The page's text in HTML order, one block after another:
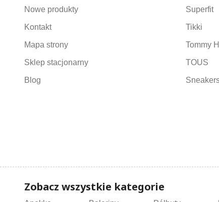
Nowe produkty
Kontakt
Mapa strony
Sklep stacjonarny
Blog
Superfit
Tikki
Tommy
TOUS
Zobacz wszystkie kategorie